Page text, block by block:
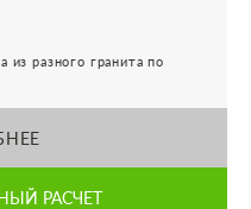
из разного гранита по
РАСЧЕТ